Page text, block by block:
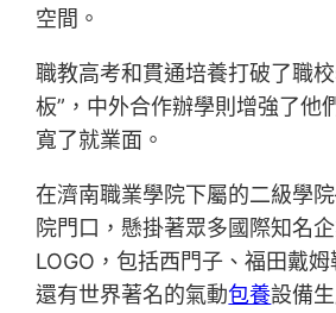
空間。
職教高考和貫通培養打破了職
板”，中外合作辦學則增強了他
寬了就業面。
在濟南職業學院下屬的二級學
院門口，懸掛著眾多國際知名
LOGO，包括西門子、福田戴姆
還有世界著名的氣動包養設備